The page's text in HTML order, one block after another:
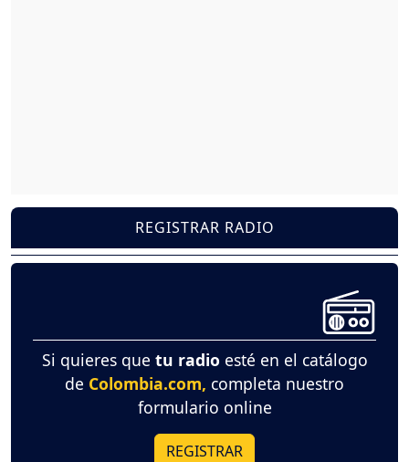
REGISTRAR RADIO
Si quieres que tu radio esté en el catálogo
de Colombia.com, completa nuestro
formulario online
REGISTRAR